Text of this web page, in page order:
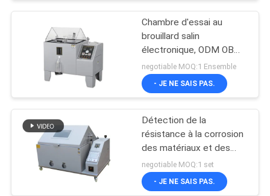
POLITIQUE
CONFIDENTIALITÉ
Chambre d'essai au
brouillard salin
électronique, ODM OBM,
support personnalisé,
plage d'humidité
85%-98%
negotiable MOQ:1 Ensemble
- JE NE SAIS PAS.
Détection de la
résistance à la corrosion
des matériaux et des
revêtements de surface
dans la chambre d'essai
de pulvérisation de sel
negotiable MOQ:1 set
- JE NE SAIS PAS.